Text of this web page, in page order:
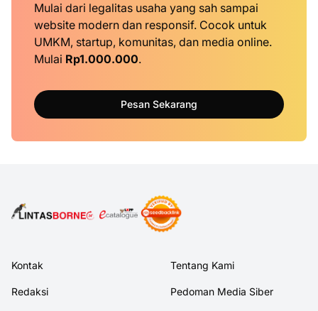
Mulai dari legalitas usaha yang sah sampai
website modern dan responsif. Cocok untuk
UMKM, startup, komunitas, dan media online.
Mulai Rp1.000.000.
Pesan Sekarang
Kontak Tentang Kami
Redaksi Pedoman Media Siber